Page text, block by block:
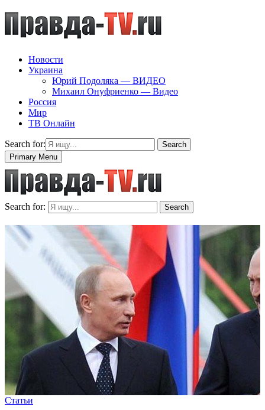
Новости
Украина
Юрий Подоляка — ВИДЕО
Михаил Онуфриенко — Видео
Россия
Мир
ТВ Онлайн
Search for:
Search
Primary Menu
Search for: Search
Статьи